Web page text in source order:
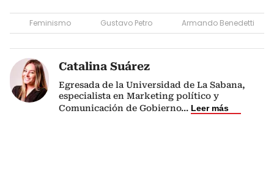
Feminismo Gustavo Petro Armando Benedetti
Catalina Suárez
Egresada de la Universidad de La Sabana,
especialista en Marketing político y
Comunicación de Gobierno... Leer más